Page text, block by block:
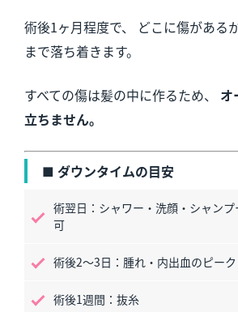
術後1ヶ月程度で、 どこに傷がある
まで落ち着きます。
すべての傷は髪の中に作るため、 オ
立ちません。
■ ダウンタイムの目安
術翌日：シャワー・洗顔・シャン
可
術後2〜3日：腫れ・内出血のピーク
術後1週間：抜糸